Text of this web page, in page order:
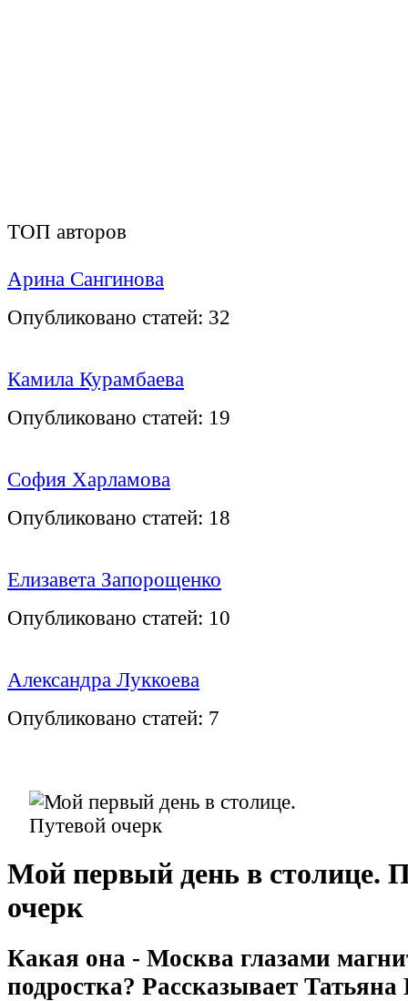
ТОП авторов
Арина Сангинова
Опубликовано статей: 32
Камила Курамбаева
Опубликовано статей: 19
София Харламова
Опубликовано статей: 18
Елизавета Запорощенко
Опубликовано статей: 10
Александра Луккоева
Опубликовано статей: 7
Мой первый день в столице.
очерк
Какая она - Москва глазами
подростка? Рассказывает